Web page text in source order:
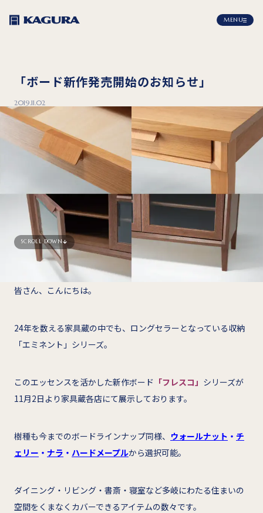
MENU
「ボード新作発売開始のお知らせ」
2019.11.02
SCROLL DOWN
皆さん、こんにちは。
24年を数える家具蔵の中でも、ロングセラーとなっている収納
「エミネント」シリーズ。
このエッセンスを活かした新作ボード 「フレスコ」 シリーズが
11月2日より家具蔵各店にて展示しております。
樹種も今までのボードラインナップ同様、 ウォールナット ・ チ
ェリー ・ ナラ ・ ハードメープルから選択可能。
ダイニング・リビング・書斎・寝室など多岐にわたる住まいの
空間をくまなくカバーできるアイテムの数々です。